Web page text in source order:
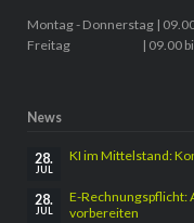
Montag - Donnerstag |
Freitag | 09.00 bis
News
28.
JUL
KI im Mittelstand:
28.
JUL
E-Rechnungspflicht:
vorbereiten